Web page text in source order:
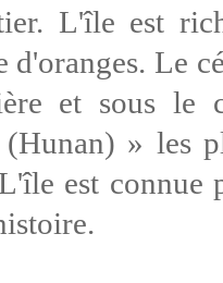
L'île est
d'oranges. Le
et sous le
» les
est connue